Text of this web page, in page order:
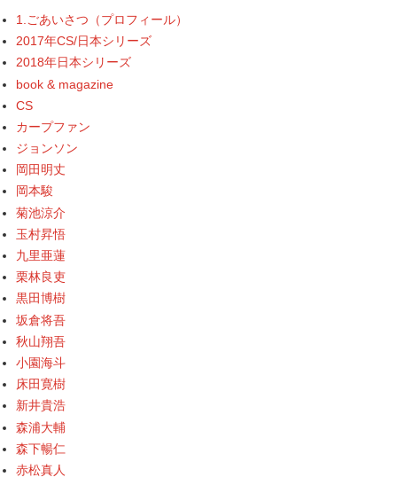
1.ごあいさつ（プロフィール）
2017年CS/日本シリーズ
2018年日本シリーズ
book & magazine
CS
カープファン
ジョンソン
岡田明丈
岡本駿
菊池涼介
玉村昇悟
九里亜蓮
栗林良吏
黒田博樹
坂倉将吾
秋山翔吾
小園海斗
床田寛樹
新井貴浩
森浦大輔
森下暢仁
赤松真人